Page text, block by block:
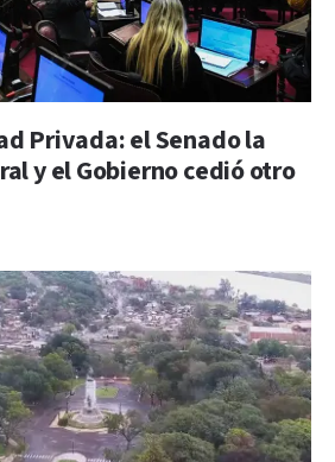
Privada: el Senado la
y el Gobierno cedió otro